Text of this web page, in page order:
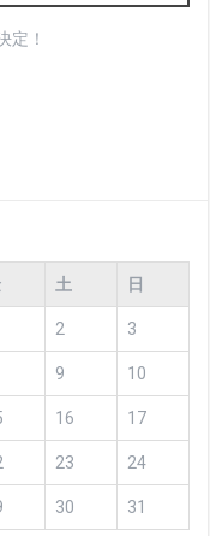
定！
土 日
2 3
9 10
16 17
23 24
30 31